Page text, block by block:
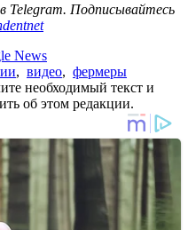
в Telegram. Подписывайтесь
News
, видео, фермеры
необходимый текст и
об этом редакции.